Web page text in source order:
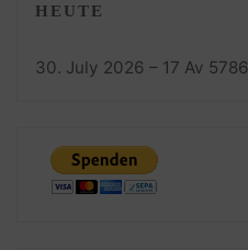
HEUTE
30. July 2026 – 17 Av 5786